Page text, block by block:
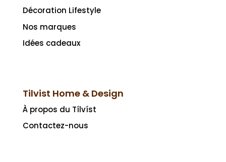
Décoration Lifestyle
Nos marques
Idées cadeaux
Tilvist Home & Design
À propos du Tílvíst
Contactez-nous